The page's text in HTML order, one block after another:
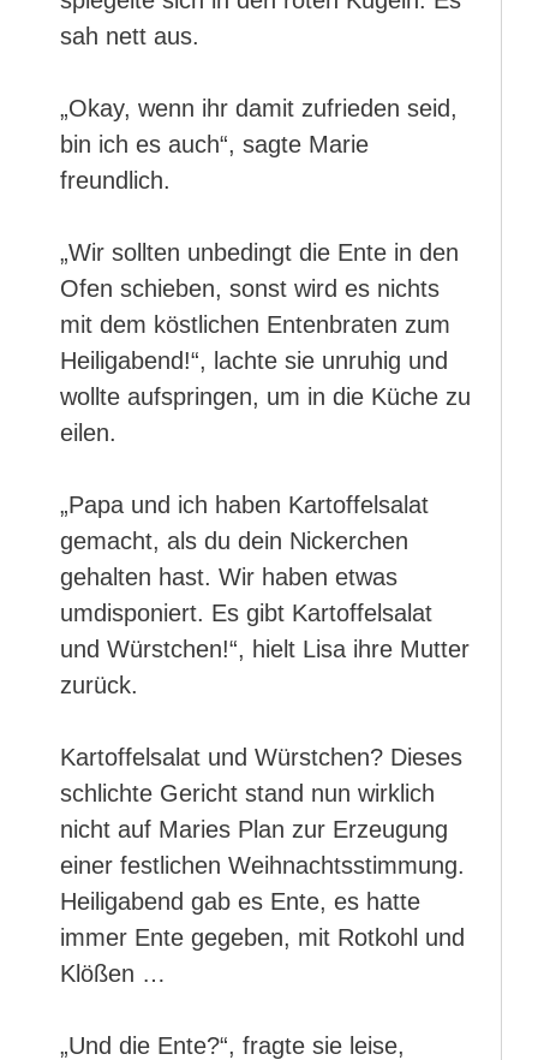
sah nett aus.
„Okay, wenn ihr damit zufrieden seid,
bin ich es auch“, sagte Marie
freundlich.
„Wir sollten unbedingt die Ente in den
Ofen schieben, sonst wird es nichts
mit dem köstlichen Entenbraten zum
Heiligabend!“, lachte sie unruhig und
wollte aufspringen, um in die Küche zu
eilen.
„Papa und ich haben Kartoffelsalat
gemacht, als du dein Nickerchen
gehalten hast. Wir haben etwas
umdisponiert. Es gibt Kartoffelsalat
und Würstchen!“, hielt Lisa ihre Mutter
zurück.
Kartoffelsalat und Würstchen? Dieses
schlichte Gericht stand nun wirklich
nicht auf Maries Plan zur Erzeugung
einer festlichen Weihnachtsstimmung.
Heiligabend gab es Ente, es hatte
immer Ente gegeben, mit Rotkohl und
Klößen …
„Und die Ente?“, fragte sie leise,